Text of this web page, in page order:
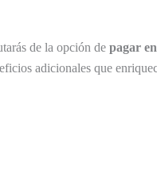
de la opción de pagar
adicionales que